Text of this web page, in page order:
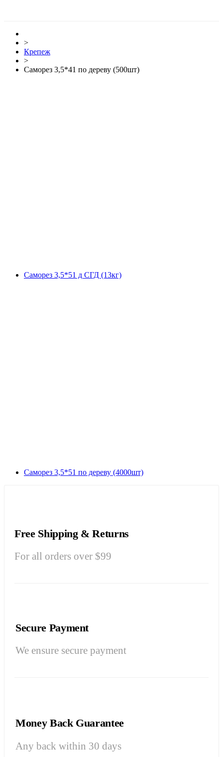
>
Крепеж
>
Саморез 3,5*41 по дереву (500шт)
Саморез 3,5*51 д СГД (13кг)
Саморез 3,5*51 по дереву (4000шт)
Free Shipping & Returns
For all orders over $99
Secure Payment
We ensure secure payment
Money Back Guarantee
Any back within 30 days